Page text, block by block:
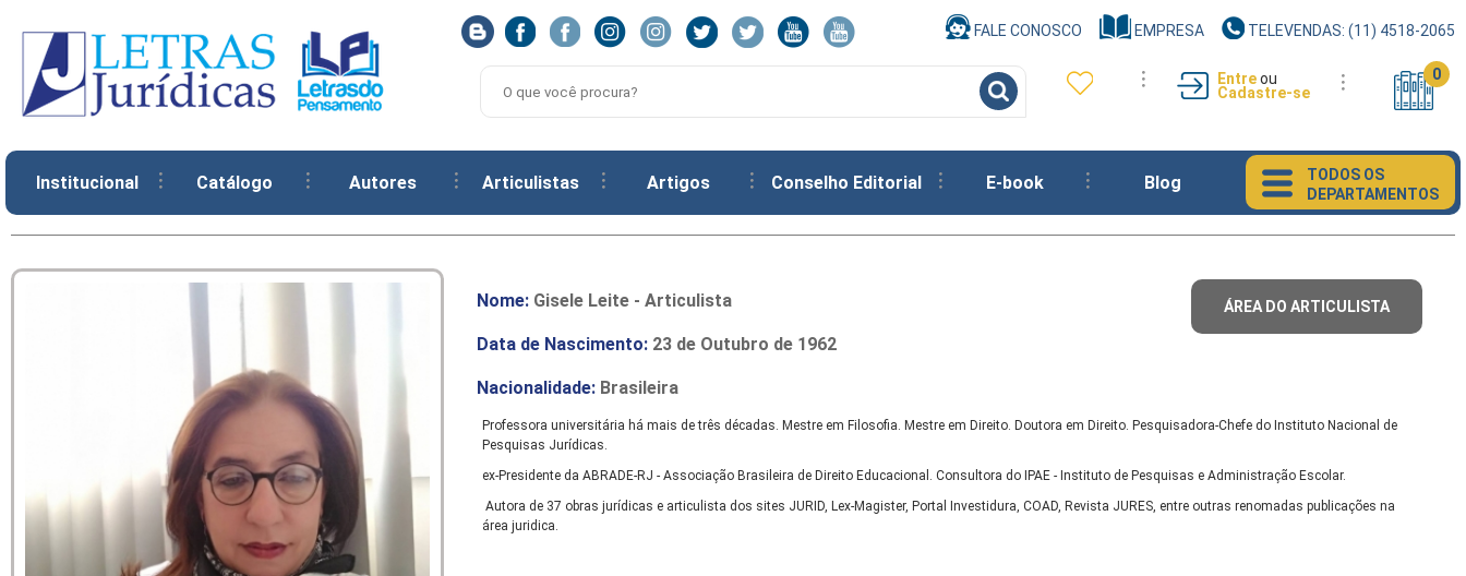
FALE CONOSCO EMPRESA TELEVENDAS: (11) 4518-2065
Entreou
Cadastre-se
0
Institucional Catálogo Autores Articulistas Artigos Conselho Editorial E-book Blog
TODOS OS
DEPARTAMENTOS
ÁREA DO ARTICULISTA
Nome: Gisele Leite - Articulista
Data de Nascimento: 23 de Outubro de 1962
Nacionalidade: Brasileira
Professora universitária há mais de três décadas. Mestre em Filosofia. Mestre em Direito. Doutora em Direito. Pesquisadora-Chefe do Instituto Nacional de
Pesquisas Jurídicas.
ex-Presidente da ABRADE-RJ - Associação Brasileira de Direito Educacional. Consultora do IPAE - Instituto de Pesquisas e Administração Escolar.
Autora de 37 obras jurídicas e articulista dos sites JURID, Lex-Magister, Portal Investidura, COAD, Revista JURES, entre outras renomadas publicações na
área juridica.